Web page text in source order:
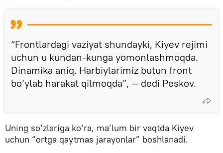
“Frontlardagi vaziyat shundayki, Kiyev rejimi
uchun u kundan-kunga yomonlashmoqda.
Dinamika aniq. Harbiylarimiz butun front
bo‘ylab harakat qilmoqda”, — dedi Peskov.
Uning so‘zlariga ko‘ra, ma’lum bir vaqtda Kiyev
uchun “ortga qaytmas jarayonlar” boshlanadi.